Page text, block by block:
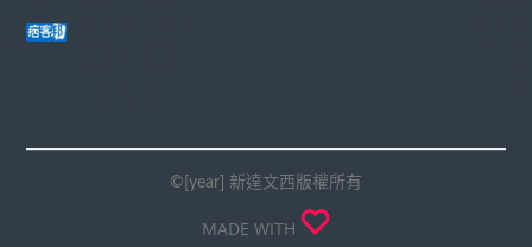
©[year] 新達文西版權所有
MADE WITH